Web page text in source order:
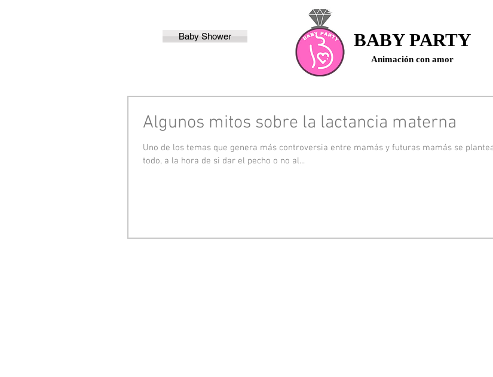
Baby Shower BABY PARTY
Animación con amor
Algunos mitos sobre la lactancia materna
Uno de los temas que genera más controversia entre mamás y futuras mamás se
todo, a la hora de si dar el pecho o no al...